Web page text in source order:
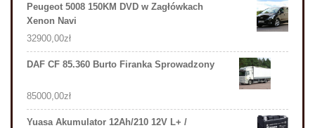
Peugeot 5008 150KM DVD w Zagłówkach
Xenon Navi
32900,00zł
DAF CF 85.360 Burto Firanka Sprowadzony
85000,00zł
Yuasa Akumulator 12Ah/210 12V L+ /